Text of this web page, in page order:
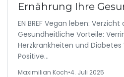
Ernährung Ihre
EN BREF Vegan leben:
Gesundheitliche Vorteile:
Herzkrankheiten und
Positive…
Maximilian Koch•4. Juli 2025